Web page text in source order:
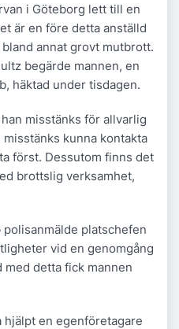
i Göteborg lett till en
är en före detta anställd
annat grovt mutbrott.
begärde mannen, en
häktad under tisdagen.
misstänks för allvarlig
kunna kontakta
först. Dessutom finns det
brottslig verksamhet,
polisanmälde platschefen
vid en genomgång
med detta fick mannen
hjälpt en egenföretagare